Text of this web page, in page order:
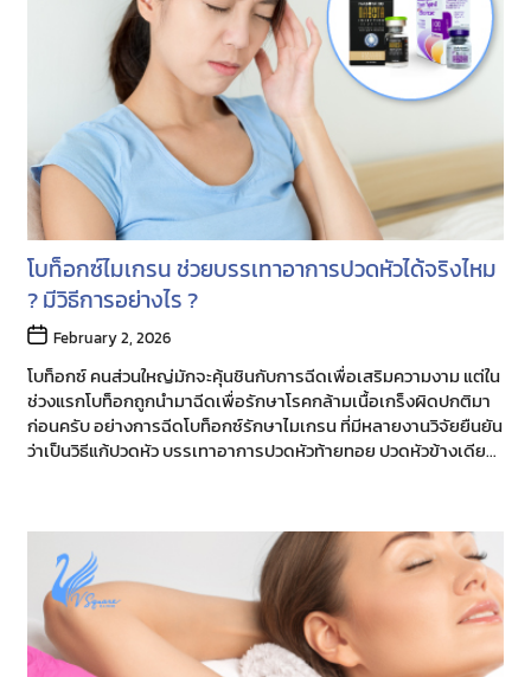
โบท็อกซ์ไมเกรน ช่วยบรรเทาอาการปวดหัวได้จริงไหม
? มีวิธีการอย่างไร ?
Post
date
February 2, 2026
โบท็อกซ์ คนส่วนใหญ่มักจะคุ้นชินกับการฉีดเพื่อเสริมความงาม แต่ใน
ช่วงแรกโบท็อกถูกนำมาฉีดเพื่อรักษาโรคกล้ามเนื้อเกร็งผิดปกติมา
ก่อนครับ อย่างการฉีดโบท็อกซ์รักษาไมเกรน ที่มีหลายงานวิจัยยืนยัน
ว่าเป็นวิธีแก้ปวดหัว บรรเทาอาการปวดหัวท้ายทอย ปวดหัวข้างเดียว